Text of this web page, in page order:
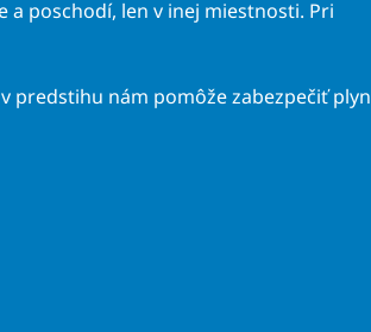
a poschodí, len v inej miestnosti. Pri
predstihu nám pomôže zabezpečiť